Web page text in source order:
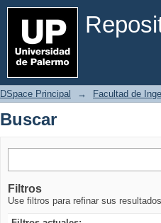
Buscar
DSpace Principal → Facultad de
Buscar
Filtros
Use filtros para refinar sus